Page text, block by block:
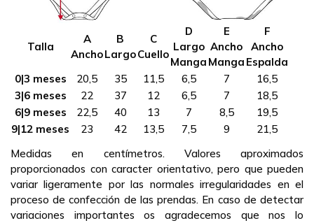
Talla
A
Ancho
B
Largo
C
Cuello
D
Largo
Manga
E
Ancho
Manga
F
Ancho
Espalda
0|3 meses
20,5 35 11,5 6,5 7
16,5
3|6 meses
22 37 12 6,5 7
18,5
6|9 meses
22,5 40 13 7 8,5
19,5
9|12 meses
23 42 13,5 7,5 9
21,5
Medidas en centímetros. Valores aproximados
proporcionados con caracter orientativo, pero que pueden
variar ligeramente por las normales irregularidades en el
proceso de confección de las prendas. En caso de detectar
variaciones importantes os agradecemos que nos lo